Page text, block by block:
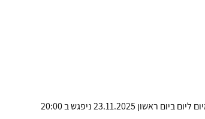
ניפגש ב 20:00